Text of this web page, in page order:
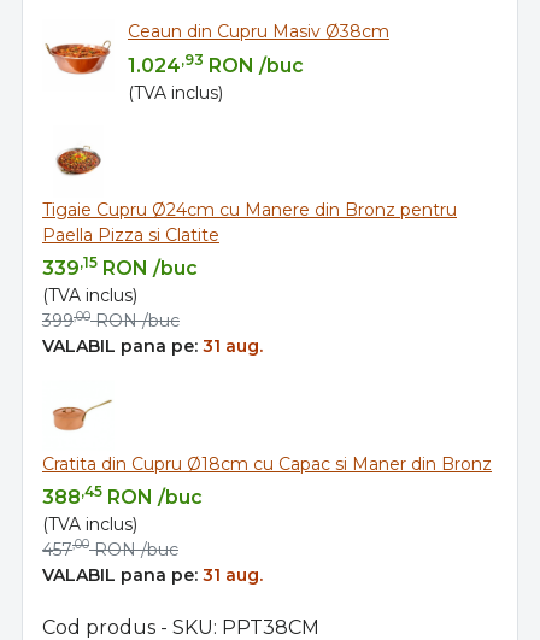
Ceaun din Cupru Masiv Ø38cm
1.024,93 RON /buc
(TVA inclus)
Tigaie Cupru Ø24cm cu Manere din Bronz pentru
Paella Pizza si Clatite
339,15 RON /buc
(TVA inclus)
399,00 RON /buc
VALABIL pana pe: 31 aug.
Cratita din Cupru Ø18cm cu Capac si Maner din Bronz
388,45 RON /buc
(TVA inclus)
457,00 RON /buc
VALABIL pana pe: 31 aug.
Cod produs - SKU PPT38CM